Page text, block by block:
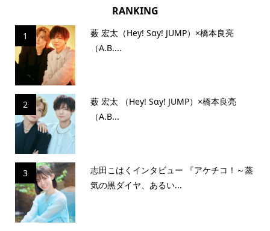
RANKING
1
薮 宏太（Hey! Sɑy! JUMP）×橋本良亮
（A.B....
2
薮 宏太 （Hey! Sɑy! JUMP）×橋本良亮
（A.B...
3
志田こはくインタビュー 『アケチコ！～蒸
気の黒ダイヤ、あるい...